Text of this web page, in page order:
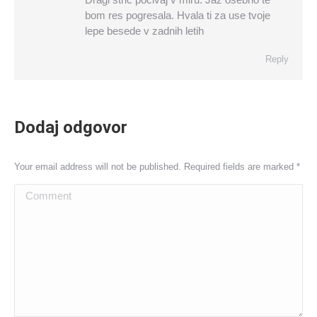
bom res pogresala. Hvala ti za use tvoje
lepe besede v zadnih letih
Reply
Dodaj odgovor
Your email address will not be published. Required fields are marked *
Comment